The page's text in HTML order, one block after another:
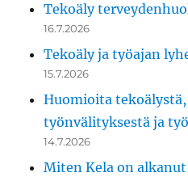
Tekoäly
16.7.2026
Tekoäly ja työajan
15.7.2026
Huomioita
työnvälityksestä ja
14.7.2026
Miten Kela on